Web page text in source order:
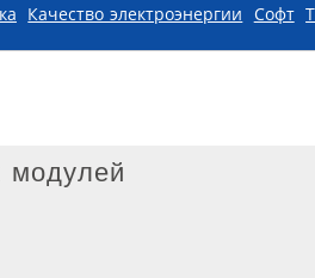
Качество электроэнергии Софт
модулей